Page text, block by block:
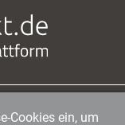
Str. 41 |
Cookies ein, um